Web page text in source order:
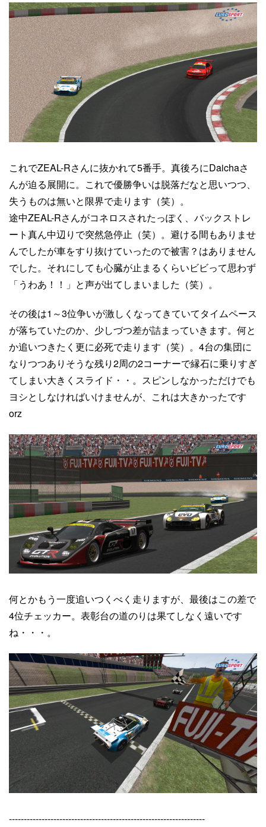
これでZEAL-Rさんに抜かれて5番手。真後ろにDaichaさ
んが迫る展開に。これで優勝争いは脱落だなと思いつつ、
失うものは無いと限界で走ります（笑）。
途中ZEAL-Rさんがコネロスされたっぽく、バックストレ
ート真ん中辺りで突然急停止（笑）。避ける間もありませ
んでしたが車をすり抜けていったので被害？はありません
でした。それにしても心臓が止まるくらいビビって思わず
「うわあ！！」と声が出てしまいました（笑）。
その後は1～3位争いが激しくなってきていてタイムペース
が落ちていたのか、少しづつ差が詰まっていきます。何と
か追いつきたく更に必死で走ります（笑）。4台の集団に
なりつつありそうな残り2周の2コーナーで縁石に乗りすぎ
てしまい大きくスライド・・。スピンしなかっただけでも
ヨシとしなければいけませんが、これは大きかったです
orz
何とかもう一度追いつくべく走りますが、最後はこの差で
4位チェッカー。表彰台の道のりは果てしなく遠いです
ね・・・。
------------------------------------------------------------------